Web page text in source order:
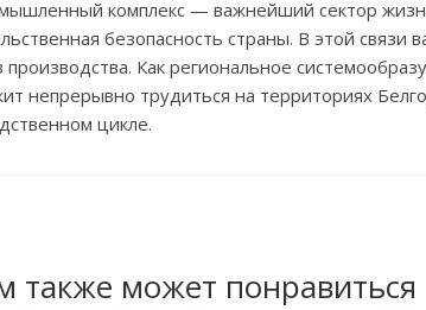
комплекс — важнейший сектор
безопасность страны. В этой связи
производства. Как региональное
непрерывно трудиться на территориях
цикле.
также может понравиться